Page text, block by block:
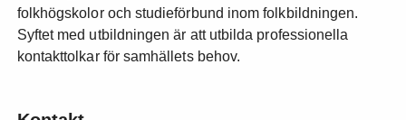
folkhögskolor och studieförbund inom folkbildningen.
Syftet med utbildningen är att utbilda professionella
kontakttolkar för samhällets behov.